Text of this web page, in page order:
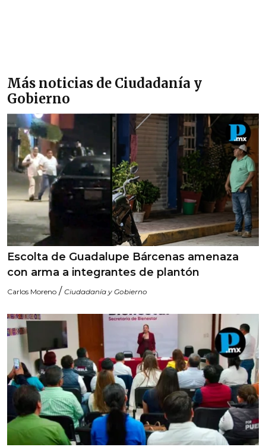
Más noticias de Ciudadanía y
Gobierno
Escolta de Guadalupe Bárcenas amenaza
con arma a integrantes de plantón
Carlos Moreno / Ciudadanía y Gobierno